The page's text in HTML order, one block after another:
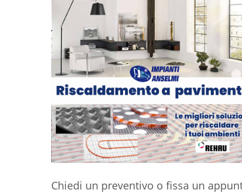
Chiedi un preventivo o fissa un